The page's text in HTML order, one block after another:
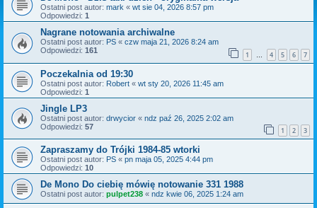
Ostatni post autor: mark « wt sie 04, 2026 8:57 pm
Odpowiedzi: 1
Nagrane notowania archiwalne
Ostatni post autor: PS « czw maja 21, 2026 8:24 am
Odpowiedzi: 161 1 … 4 5 6 7
Poczekalnia od 19:30
Ostatni post autor: Robert « wt sty 20, 2026 11:45 am
Odpowiedzi: 1
Jingle LP3
Ostatni post autor: drwycior « ndz paź 26, 2025 2:02 am
Odpowiedzi: 57 1 2 3
Zapraszamy do Trójki 1984-85 wtorki
Ostatni post autor: PS « pn maja 05, 2025 4:44 pm
Odpowiedzi: 10
De Mono Do ciebię mówię notowanie 331 1988
Ostatni post autor: pulpet238 « ndz kwie 06, 2025 1:24 am